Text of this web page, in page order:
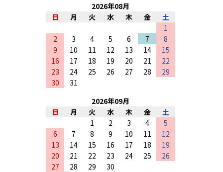
2026年08月
日
月 火 水 木 金
土
1
2
3 4 5 6 7
8
9
10 11 12 13 14
15
16
17 18 19 20 21
22
23
24 25 26 27 28
29
30
31
2026年09月
日
月 火 水 木 金
土
1
2 3 4
5
6
7 8 9 10 11
12
13
14 15 16 17 18
19
20
21 22 23 24 25
26
27
28 29
30